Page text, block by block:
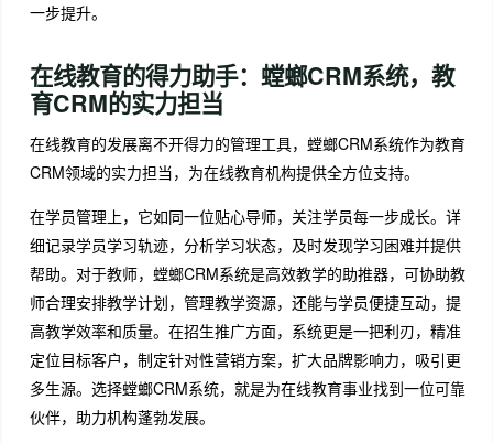
一步提升。
在线教育的得力助手：螳螂CRM系统，教
育CRM的实力担当
在线教育的发展离不开得力的管理工具，螳螂CRM系统作为教育
CRM领域的实力担当，为在线教育机构提供全方位支持。
在学员管理上，它如同一位贴心导师，关注学员每一步成长。详
细记录学员学习轨迹，分析学习状态，及时发现学习困难并提供
帮助。对于教师，螳螂CRM系统是高效教学的助推器，可协助教
师合理安排教学计划，管理教学资源，还能与学员便捷互动，提
高教学效率和质量。在招生推广方面，系统更是一把利刃，精准
定位目标客户，制定针对性营销方案，扩大品牌影响力，吸引更
多生源。选择螳螂CRM系统，就是为在线教育事业找到一位可靠
伙伴，助力机构蓬勃发展。